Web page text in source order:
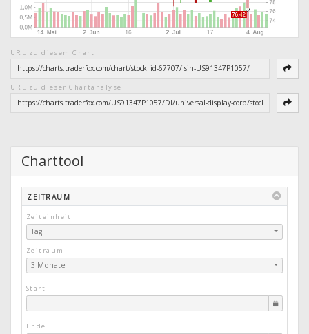
URL zu diesem Chart
URL zu dieser Chartanalyse
Charttool
ZEITRAUM
Zeiteinheit
Tag
Zeitraum
3 Monate
Start
Ende